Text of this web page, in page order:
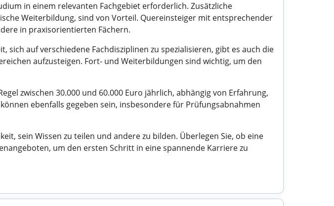
in einem relevanten Fachgebiet erforderlich. Zusätzliche
Weiterbildung, sind von Vorteil. Quereinsteiger mit entsprechender
in praxisorientierten Fächern.
auf verschiedene Fachdisziplinen zu spezialisieren, gibt es auch die
aufzusteigen. Fort- und Weiterbildungen sind wichtig, um den
zwischen 30.000 und 60.000 Euro jährlich, abhängig von Erfahrung,
ebenfalls gegeben sein, insbesondere für Prüfungsabnahmen
sein Wissen zu teilen und andere zu bilden. Überlegen Sie, ob eine
um den ersten Schritt in eine spannende Karriere zu